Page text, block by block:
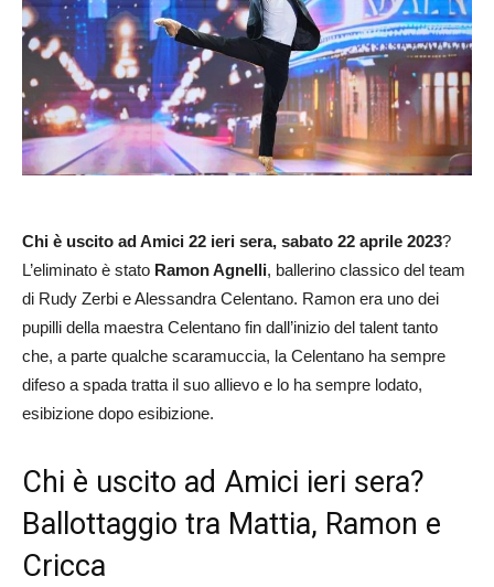
Chi è uscito ad Amici 22 ieri sera, sabato 22 aprile 2023?
L’eliminato è stato Ramon Agnelli, ballerino classico del team
di Rudy Zerbi e Alessandra Celentano. Ramon era uno dei
pupilli della maestra Celentano fin dall’inizio del talent tanto
che, a parte qualche scaramuccia, la Celentano ha sempre
difeso a spada tratta il suo allievo e lo ha sempre lodato,
esibizione dopo esibizione.
Chi è uscito ad Amici ieri sera?
Ballottaggio tra Mattia, Ramon e
Cricca